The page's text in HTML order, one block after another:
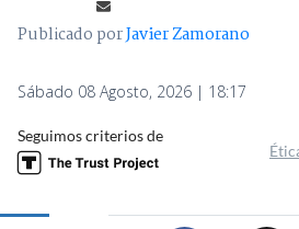
Publicado porJavier Zamorano
Sábado 08 Agosto, 2026 | 18:17
Seguimos criterios de